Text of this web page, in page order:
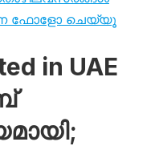
ഫോളോ ചെയ്യൂ
in UAE